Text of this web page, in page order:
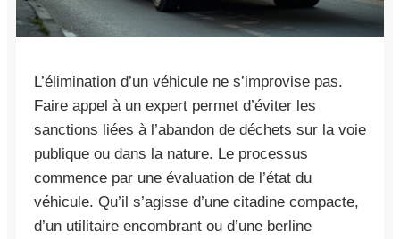
L’élimination d’un véhicule ne s’improvise pas.
Faire appel à un expert permet d’éviter les
sanctions liées à l’abandon de déchets sur la voie
publique ou dans la nature. Le processus
commence par une évaluation de l’état du
véhicule. Qu’il s’agisse d’une citadine compacte,
d’un utilitaire encombrant ou d’une berline